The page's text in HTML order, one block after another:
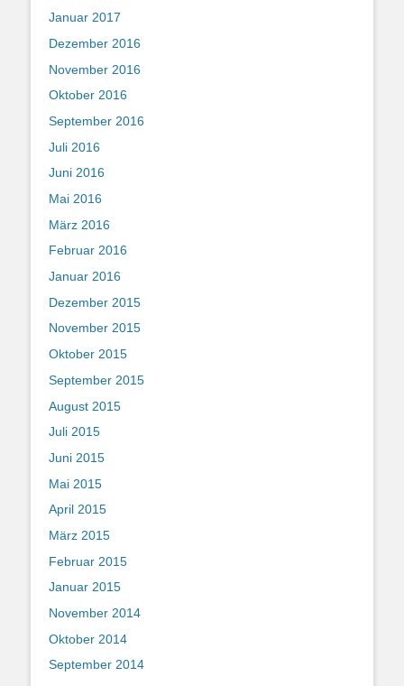
Januar 2017
Dezember 2016
November 2016
Oktober 2016
September 2016
Juli 2016
Juni 2016
Mai 2016
März 2016
Februar 2016
Januar 2016
Dezember 2015
November 2015
Oktober 2015
September 2015
August 2015
Juli 2015
Juni 2015
Mai 2015
April 2015
März 2015
Februar 2015
Januar 2015
November 2014
Oktober 2014
September 2014